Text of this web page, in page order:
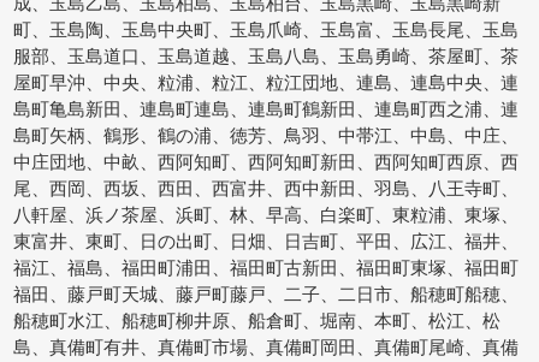
町、玉島陶、玉島中央町、玉島爪崎、玉島富、玉島長尾、玉島
服部、玉島道口、玉島道越、玉島八島、玉島勇崎、茶屋町、茶
屋町早沖、中央、粒浦、粒江、粒江団地、連島、連島中央、連
島町亀島新田、連島町連島、連島町鶴新田、連島町西之浦、連
島町矢柄、鶴形、鶴の浦、徳芳、鳥羽、中帯江、中島、中庄、
中庄団地、中畝、西阿知町、西阿知町新田、西阿知町西原、西
尾、西岡、西坂、西田、西富井、西中新田、羽島、八王寺町、
八軒屋、浜ノ茶屋、浜町、林、早高、白楽町、東粒浦、東塚、
東富井、東町、日の出町、日畑、日吉町、平田、広江、福井、
福江、福島、福田町浦田、福田町古新田、福田町東塚、福田町
福田、藤戸町天城、藤戸町藤戸、二子、二日市、船穂町船穂、
船穂町水江、船穂町柳井原、船倉町、堀南、本町、松江、松
島、真備町有井、真備町市場、真備町岡田、真備町尾崎、真備